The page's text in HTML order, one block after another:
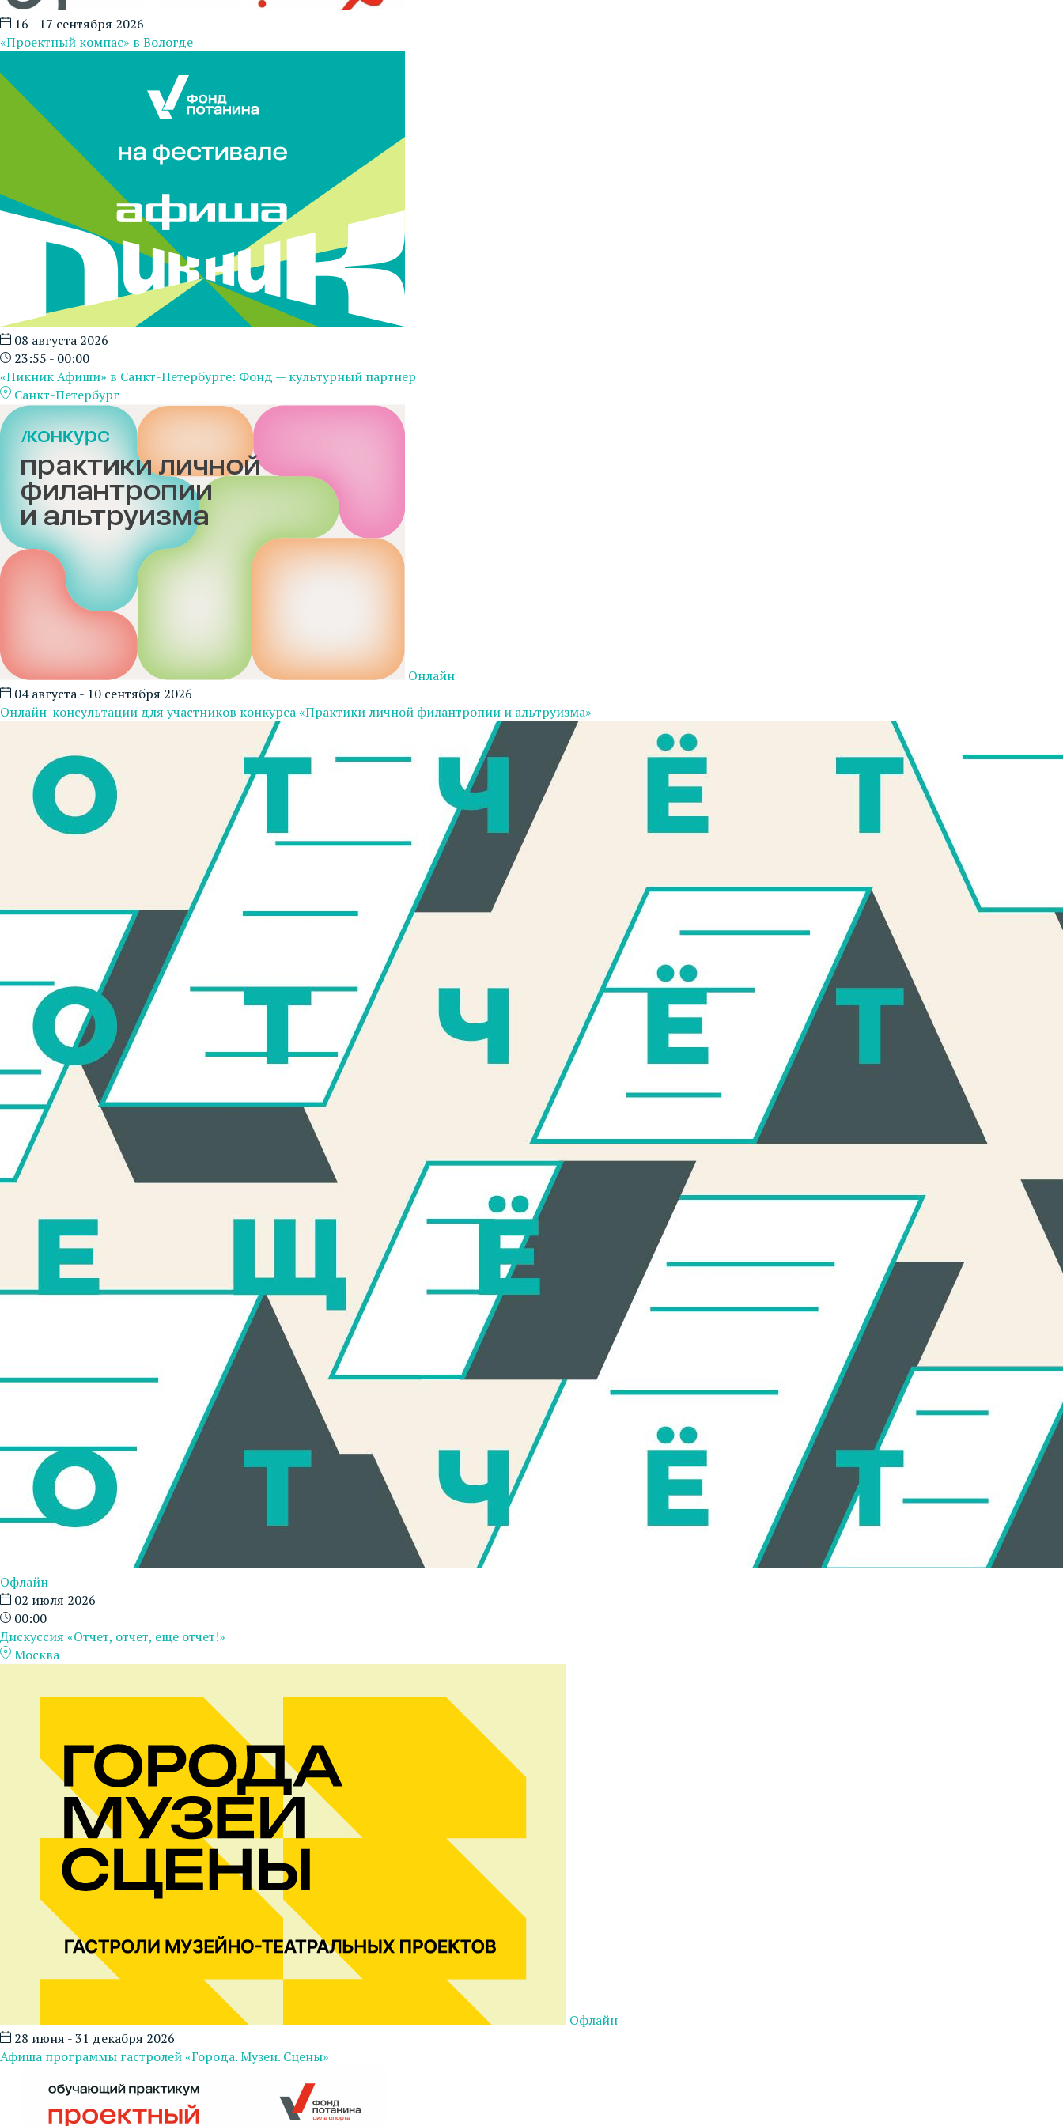
16 - 17 сентября 2026
«Проектный компас» в Вологде
08 августа 2026
23:55 - 00:00
«Пикник Афиши» в Санкт-Петербурге: Фонд — культурный партнер
Санкт-Петербург
Онлайн
04 августа - 10 сентября 2026
Онлайн-консультации для участников конкурса «Практики личной филантропии и альтруизма»
Офлайн
02 июля 2026
00:00
Дискуссия «Отчет, отчет, еще отчет!»
Москва
Офлайн
28 июня - 31 декабря 2026
Афиша программы гастролей «Города. Музеи. Сцены»